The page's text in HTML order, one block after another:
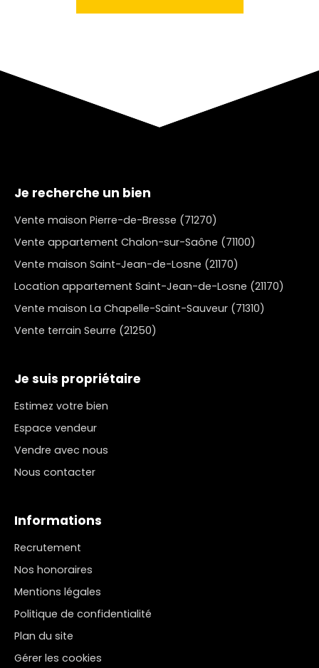
Je recherche un bien
Vente maison Pierre-de-Bresse (71270)
Vente appartement Chalon-sur-Saône (71100)
Vente maison Saint-Jean-de-Losne (21170)
Location appartement Saint-Jean-de-Losne (21170)
Vente maison La Chapelle-Saint-Sauveur (71310)
Vente terrain Seurre (21250)
Je suis propriétaire
Estimez votre bien
Espace vendeur
Vendre avec nous
Nous contacter
Informations
Recrutement
Nos honoraires
Mentions légales
Politique de confidentialité
Plan du site
Gérer les cookies